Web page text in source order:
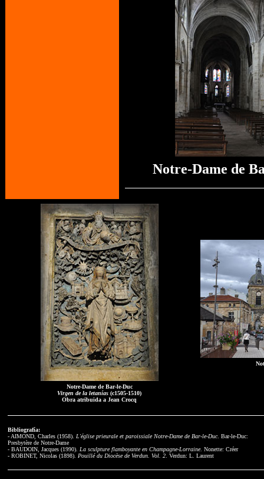
Notre-Dame de
Notre-Dame de Bar-le-Duc
Virgen de la letanías (c1505-1510)
Obra atribuida a Jean Crocq
Bibliografía:
- AIMOND, Charles (1958). L'église prieurale et paroissiale Notre-Dame de Bar-le-Duc. Bar-le-Duc:
Presbytère de Notre-Dame
- BAUDOIN, Jacques (1990). La sculpture flamboyante en Champagne-Lorraine. Nonette: Créer
- ROBINET, Nicolas (1898). Pouillé du Diocèse de Verdun. Vol. 2 . Verdun: L. Laurent